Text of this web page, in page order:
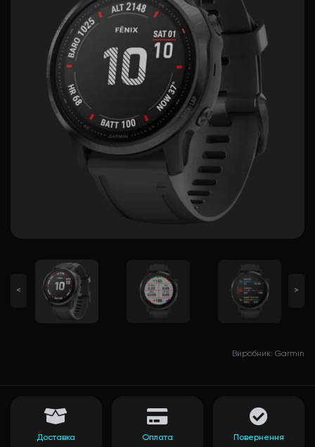
Виробник: Garmin
< >
Доставка Оплата Повернення